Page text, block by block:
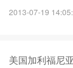
2013-07-19
美国加利福尼